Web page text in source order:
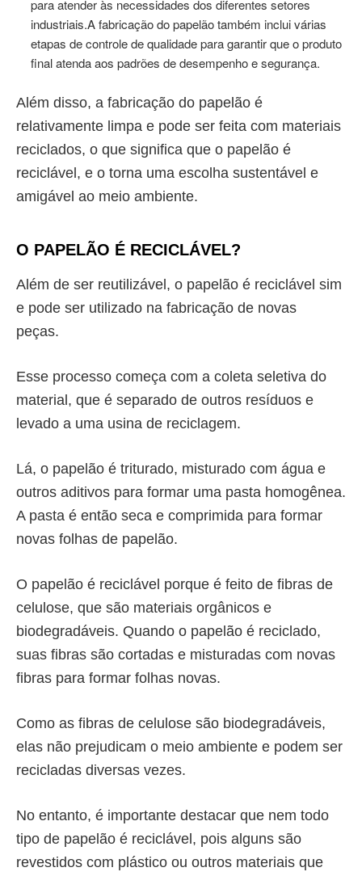
para atender às necessidades dos diferentes setores
industriais.A fabricação do papelão também inclui várias
etapas de controle de qualidade para garantir que o produto
final atenda aos padrões de desempenho e segurança.
Além disso, a fabricação do papelão é
relativamente limpa e pode ser feita com materiais
reciclados, o que significa que o papelão é
reciclável, e o torna uma escolha sustentável e
amigável ao meio ambiente.
O PAPELÃO É RECICLÁVEL?
Além de ser reutilizável, o papelão é reciclável sim
e pode ser utilizado na fabricação de novas
peças.
Esse processo começa com a coleta seletiva do
material, que é separado de outros resíduos e
levado a uma usina de reciclagem.
Lá, o papelão é triturado, misturado com água e
outros aditivos para formar uma pasta homogênea.
A pasta é então seca e comprimida para formar
novas folhas de papelão.
O papelão é reciclável porque é feito de fibras de
celulose, que são materiais orgânicos e
biodegradáveis. Quando o papelão é reciclado,
suas fibras são cortadas e misturadas com novas
fibras para formar folhas novas.
Como as fibras de celulose são biodegradáveis,
elas não prejudicam o meio ambiente e podem ser
recicladas diversas vezes.
No entanto, é importante destacar que nem todo
tipo de papelão é reciclável, pois alguns são
revestidos com plástico ou outros materiais que